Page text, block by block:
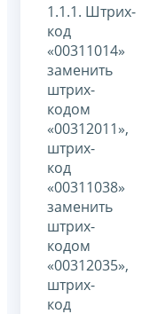
1.1.1. Штрих-
код
«00311014»
заменить
штрих-
кодом
«00312011»,
штрих-
код
«00311038»
заменить
штрих-
кодом
«00312035»,
штрих-
код